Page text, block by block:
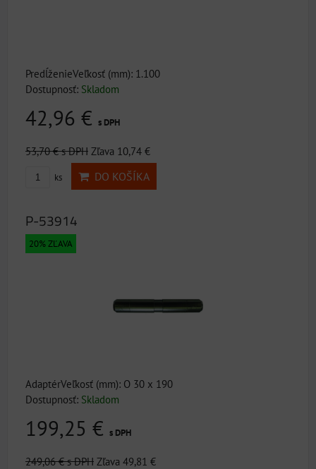
PredĺženieVeľkosť (mm): 1.100
Dostupnosť: Skladom
42,96 € s DPH
53,70 €s DPH Zľava 10,74 €
ks DO KOŠÍKA
P-53914
20% ZĽAVA
AdaptérVeľkosť (mm): O 30 x 190
Dostupnosť: Skladom
199,25 € s DPH
249,06 €s DPH Zľava 49,81 €